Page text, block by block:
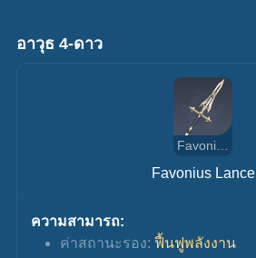
อาวุธ 4-ดาว
Favonius Lance
Favonius Lance
ความสามารถ:
ค่าสถานะรอง: ฟื้นฟูพลังงาน